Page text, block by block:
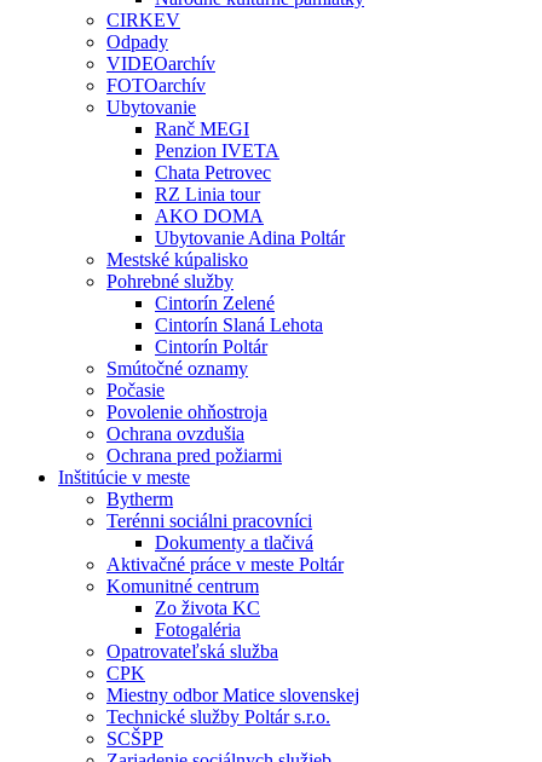
CIRKEV
Odpady
VIDEOarchív
FOTOarchív
Ubytovanie
Ranč MEGI
Penzion IVETA
Chata Petrovec
RZ Linia tour
AKO DOMA
Ubytovanie Adina Poltár
Mestské kúpalisko
Pohrebné služby
Cintorín Zelené
Cintorín Slaná Lehota
Cintorín Poltár
Smútočné oznamy
Počasie
Povolenie ohňostroja
Ochrana ovzdušia
Ochrana pred požiarmi
Inštitúcie v meste
Bytherm
Terénni sociálni pracovníci
Dokumenty a tlačivá
Aktivačné práce v meste Poltár
Komunitné centrum
Zo života KC
Fotogaléria
Opatrovateľská služba
CPK
Miestny odbor Matice slovenskej
Technické služby Poltár s.r.o.
SCŠPP